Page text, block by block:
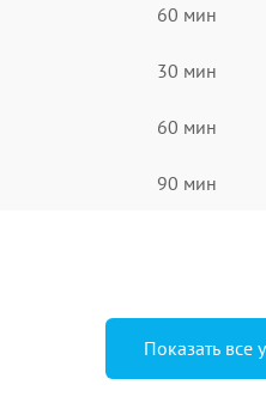
60 мин
30 мин
60 мин
90 мин
Показать все